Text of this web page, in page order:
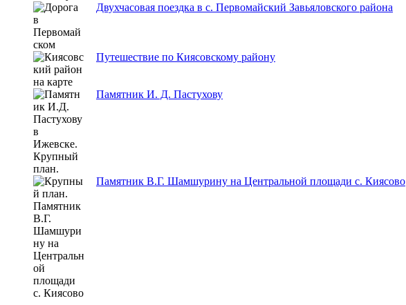
Двухчасовая поездка в с. Первомайский Завьяловского района
Путешествие по Киясовскому району
Памятник И. Д. Пастухову
Памятник В.Г. Шамшурину на Центральной площади с. Киясово